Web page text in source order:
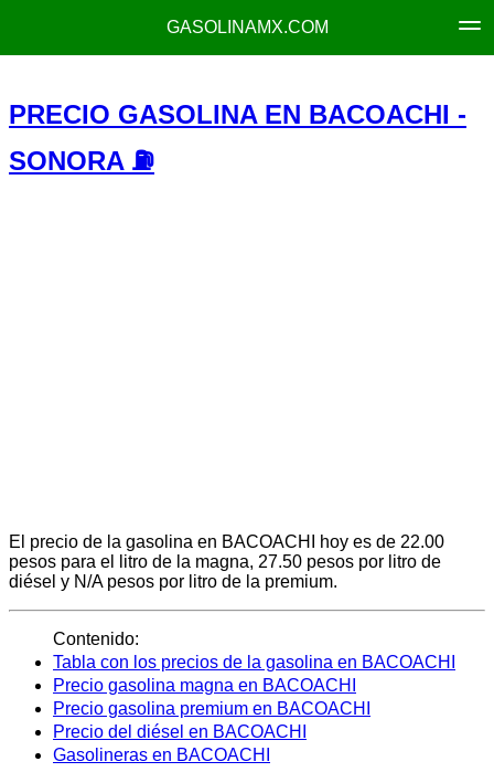
GASOLINAMX.COM
PRECIO GASOLINA EN BACOACHI -
SONORA ⛽
El precio de la gasolina en BACOACHI hoy es de 22.00
pesos para el litro de la magna, 27.50 pesos por litro de
diésel y N/A pesos por litro de la premium.
Contenido:
Tabla con los precios de la gasolina en BACOACHI
Precio gasolina magna en BACOACHI
Precio gasolina premium en BACOACHI
Precio del diésel en BACOACHI
Gasolineras en BACOACHI